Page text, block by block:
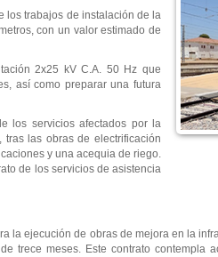
los trabajos de instalación de la
con un valor estimado de
2x25 kV C.A. 50 Hz que
así como preparar una futura
los servicios afectados por la
las obras de electrificación
y una acequia de riego.
de los servicios de asistencia
la ejecución de obras de mejora en la
trece meses. Este contrato contempla